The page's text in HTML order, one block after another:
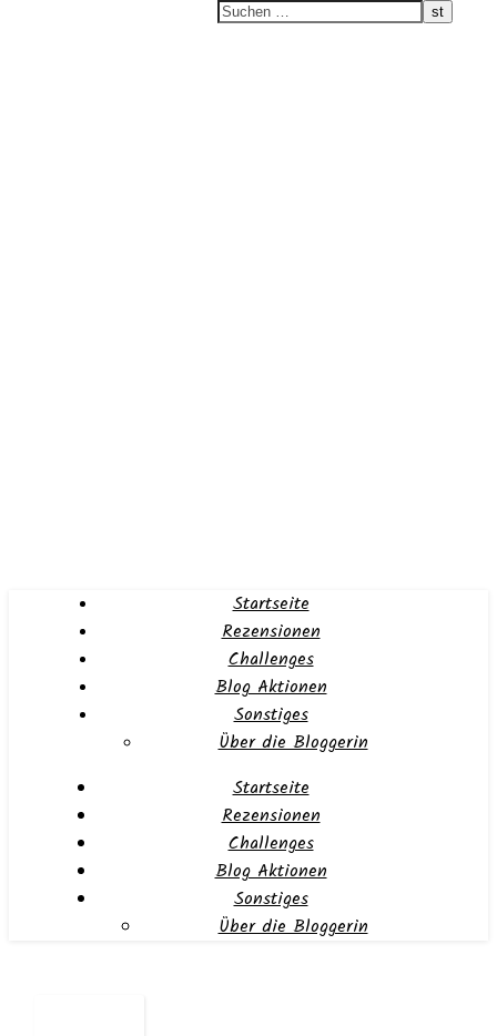
Startseite
Rezensionen
Challenges
Blog Aktionen
Sonstiges
Über die Bloggerin
Startseite
Rezensionen
Challenges
Blog Aktionen
Sonstiges
Über die Bloggerin